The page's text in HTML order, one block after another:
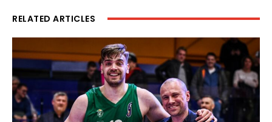
RELATED ARTICLES